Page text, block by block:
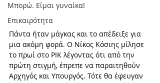
Μπορώ. Είμαι γυναίκα!
Επικαιρότητα
Πάντα ήταν μάγκας και το απέδειξε για
μια ακόμη φορά. Ο Νίκος Κόσιης μίλησε
το πρωί στο ΡΙΚ λέγοντας ότι από την
πρώτη στιγμή, έπρεπε να παραιτηθούν
Αρχηγός και Υπουργός. Τότε θα έφευγαν